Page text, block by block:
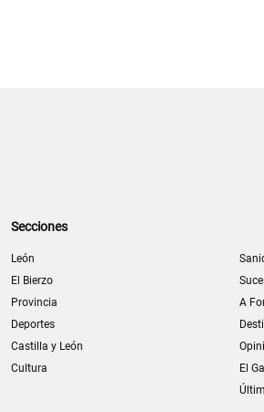
Secciones
León
El Bierzo
Provincia
Deportes
Castilla y León
Cultura
A
El